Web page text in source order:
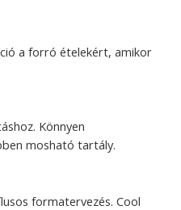
a forró ételekért, amikor
Könnyen
mosható tartály.
formatervezés. Cool